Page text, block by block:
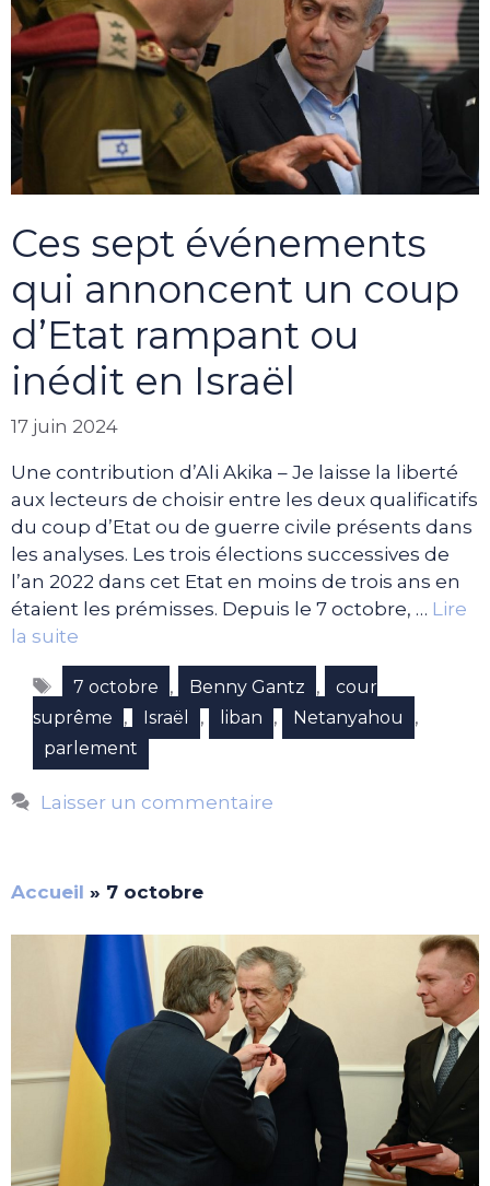
Ces sept événements
qui annoncent un coup
d’Etat rampant ou
inédit en Israël
17 juin 2024
Une contribution d’Ali Akika – Je laisse la liberté
aux lecteurs de choisir entre les deux qualificatifs
du coup d’Etat ou de guerre civile présents dans
les analyses. Les trois élections successives de
l’an 2022 dans cet Etat en moins de trois ans en
étaient les prémisses. Depuis le 7 octobre, … Lire
la suite
Étiquettes
7 octobre , Benny Gantz ,
cour
suprême
, Israël , liban , Netanyahou ,
parlement
Laisser un commentaire
Accueil » 7 octobre